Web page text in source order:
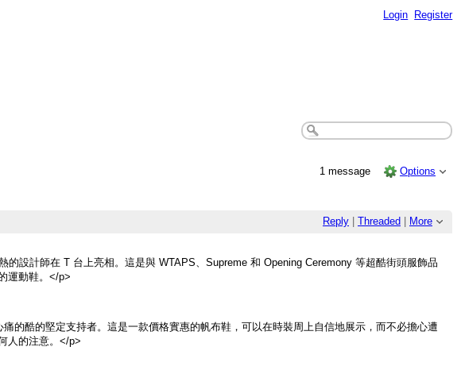
Login Register
1 message Options
Reply Threaded More
設計師在 T 台上亮相。這是與 WTAPS、Supreme 和 Opening Ceremony 等超酷街頭服飾品
運動鞋。</p>
的酷的堅定支持者。這是一款價格實惠的帆布鞋，可以在時裝周上自信地展示，而不必擔心遭
人的注意。</p>